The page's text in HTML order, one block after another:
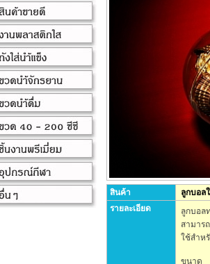
สินค้า
ลูกบอล
รายละเอียด
ลูกบอล
สามาร
ใช้สำห
ขนาด